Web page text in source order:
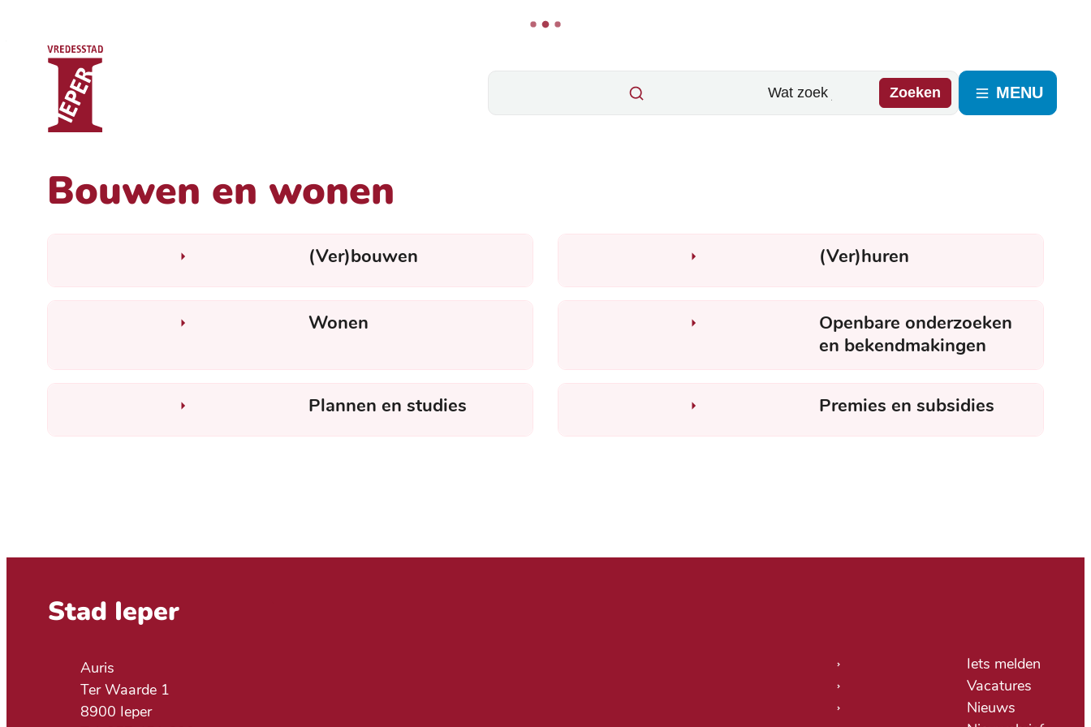
Naar inhoud
Stad Ieper
Zoeken MENU
Bouwen en wonen
(Ver)bouwen (Ver)huren
Wonen
Openbare onderzoeken
en bekendmakingen
Plannen en studies Premies en subsidies
Contact & openingsuren
Stad Ieper
AdresAuris
Ter Waarde 1
,8900 Ieper
Iets melden
Vacatures
Nieuws